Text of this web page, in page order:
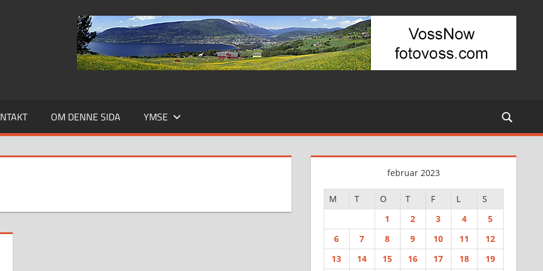
OM DENNE SIDA YMSE
februar 2023
M T O T F L
S
1
2 3 4
5
6
7 8 9 10 11
12
13
14 15 16 17 18
19